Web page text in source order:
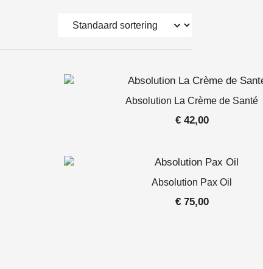
Absolution La Crème de Santé
€42,00
Absolution Pax Oil
€75,00